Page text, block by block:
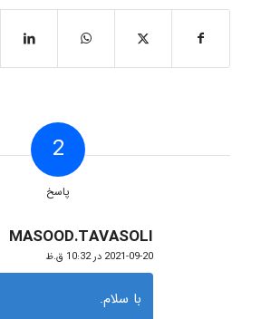
2
پاسخ
MASOOD.TAVASOLI
گفته:
2021-09-20 در 10:32 ق.ظ
با سلام.